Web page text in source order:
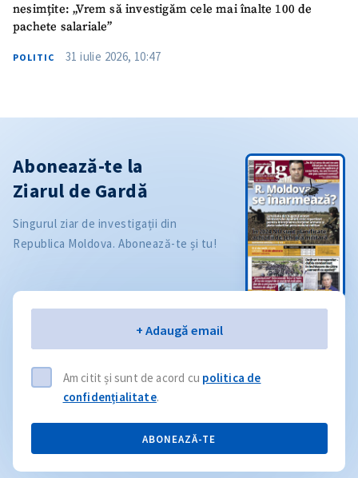
nesimțite: „Vrem să investigăm cele mai înalte 100 de
pachete salariale”
POLITIC 31 iulie 2026, 10:47
Abonează-te la
Ziarul de Gardă
Singurul ziar de investigații din
Republica Moldova. Abonează-te și tu!
+ Adaugă email
Am citit și sunt de acord cu politica de
confidențialitate.
ABONEAZĂ-TE